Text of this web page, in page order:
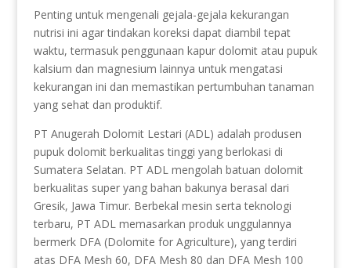
Penting untuk mengenali gejala-gejala kekurangan
nutrisi ini agar tindakan koreksi dapat diambil tepat
waktu, termasuk penggunaan kapur dolomit atau pupuk
kalsium dan magnesium lainnya untuk mengatasi
kekurangan ini dan memastikan pertumbuhan tanaman
yang sehat dan produktif.
PT Anugerah Dolomit Lestari (ADL) adalah produsen
pupuk dolomit berkualitas tinggi yang berlokasi di
Sumatera Selatan. PT ADL mengolah batuan dolomit
berkualitas super yang bahan bakunya berasal dari
Gresik, Jawa Timur. Berbekal mesin serta teknologi
terbaru, PT ADL memasarkan produk unggulannya
bermerk DFA (Dolomite for Agriculture), yang terdiri
atas DFA Mesh 60, DFA Mesh 80 dan DFA Mesh 100